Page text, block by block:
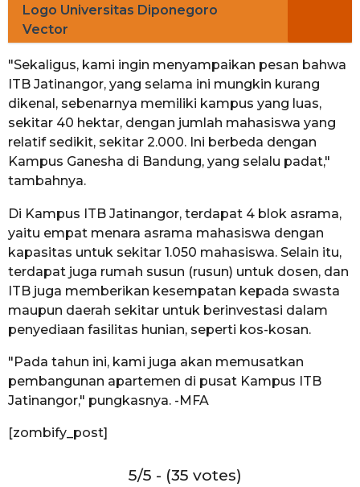
Logo Universitas Diponegoro
Vector
"Sekaligus, kami ingin menyampaikan pesan bahwa
ITB Jatinangor, yang selama ini mungkin kurang
dikenal, sebenarnya memiliki kampus yang luas,
sekitar 40 hektar, dengan jumlah mahasiswa yang
relatif sedikit, sekitar 2.000. Ini berbeda dengan
Kampus Ganesha di Bandung, yang selalu padat,"
tambahnya.
Di Kampus ITB Jatinangor, terdapat 4 blok asrama,
yaitu empat menara asrama mahasiswa dengan
kapasitas untuk sekitar 1.050 mahasiswa. Selain itu,
terdapat juga rumah susun (rusun) untuk dosen, dan
ITB juga memberikan kesempatan kepada swasta
maupun daerah sekitar untuk berinvestasi dalam
penyediaan fasilitas hunian, seperti kos-kosan.
"Pada tahun ini, kami juga akan memusatkan
pembangunan apartemen di pusat Kampus ITB
Jatinangor," pungkasnya. -MFA
[zombify_post]
5/5 - (35 votes)